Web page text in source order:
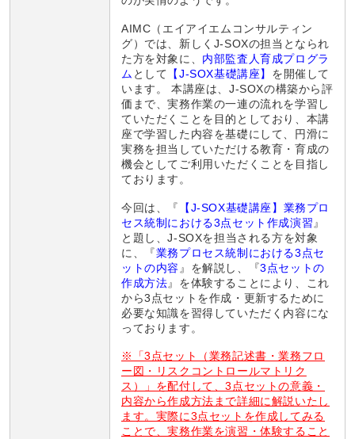
AIMC（エイアイエムコンサルティン
グ）では、新しくJ-SOXの担当となられ
た方を対象に、 内部監査人育成プログラ
ム として 【J-SOX基礎講座】 を開催して
います。 本講座は、J-SOXの構築から評
価まで、実務作業の一連の流れを学習し
ていただくことを目的としており、本講
座で学習した内容を基礎にして、円滑に
実務を担当していただける教育・育成の
機会としてご利用いただくことを目指し
ております。
今回は、『 【J-SOX基礎講座】業務プロ
セス統制における3点セット作成演習 』
と題し、J-SOXを担当される方を対象
に、『業務プロセス統制における3点セ
ットの内容 』を解説し、『3点セットの
作成方法』を体験することにより、これ
から3点セットを作成・更新するために
必要な知識を習得していただく内容にな
っております。
※「3点セット（業務記述書・業務フロ
ー図・リスクコントロールマトリク
ス）」を配付して、3点セットの意義・
内容から作成方法まで詳細に解説いたし
ます。実際に3点セットを作成してみる
ことで、実務作業を演習・体験すること